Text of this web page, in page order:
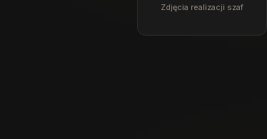
Zdjęcia realizacji szaf